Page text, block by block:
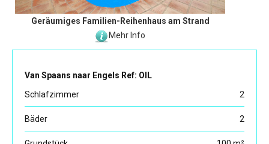
Geräumiges Familien-Reihenhaus am Strand
Mehr Info
Van Spaans naar Engels Ref: OIL
Schlafzimmer
2
Bäder 2